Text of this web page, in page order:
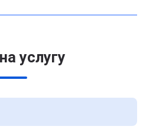
услугу